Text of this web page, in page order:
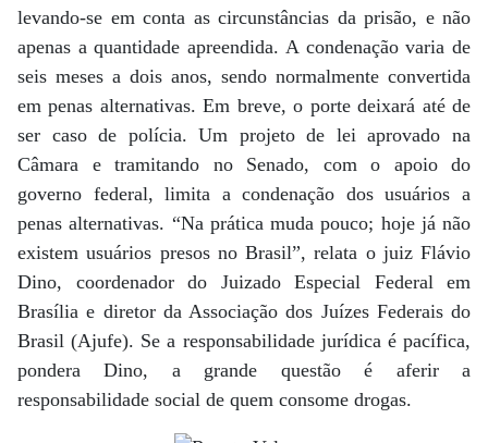
levando-se em conta as circunstâncias da prisão, e não
apenas a quantidade apreendida. A condenação varia de
seis meses a dois anos, sendo normalmente convertida
em penas alternativas. Em breve, o porte deixará até de
ser caso de polícia. Um projeto de lei aprovado na
Câmara e tramitando no Senado, com o apoio do
governo federal, limita a condenação dos usuários a
penas alternativas. “Na prática muda pouco; hoje já não
existem usuários presos no Brasil”, relata o juiz Flávio
Dino, coordenador do Juizado Especial Federal em
Brasília e diretor da Associação dos Juízes Federais do
Brasil (Ajufe). Se a responsabilidade jurídica é pacífica,
pondera Dino, a grande questão é aferir a
responsabilidade social de quem consome drogas.